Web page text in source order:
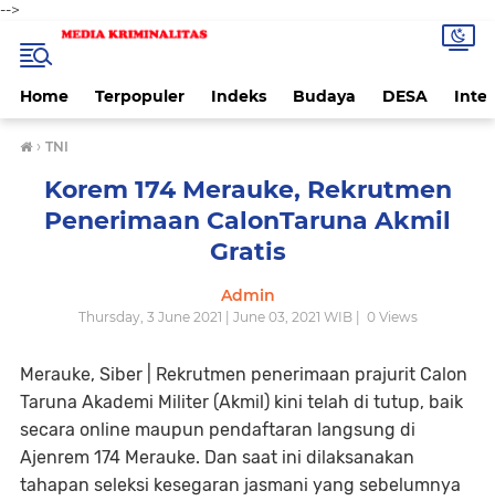
-->
Home Terpopuler Indeks Budaya DESA
› TNI
Korem 174 Merauke, Rekrutmen
Penerimaan CalonTaruna Akmil
Gratis
Admin
Thursday, 3 June 2021 | June 03, 2021 WIB | 0Views
Merauke, Siber |
Rekrutmen penerimaan prajurit Calon
Taruna Akademi Militer (Akmil) kini telah di tutup, baik
secara online maupun pendaftaran langsung di
Ajenrem 174 Merauke. Dan saat ini dilaksanakan
tahapan seleksi kesegaran jasmani yang sebelumnya